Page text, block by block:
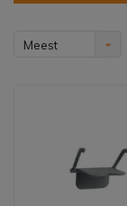
Meest